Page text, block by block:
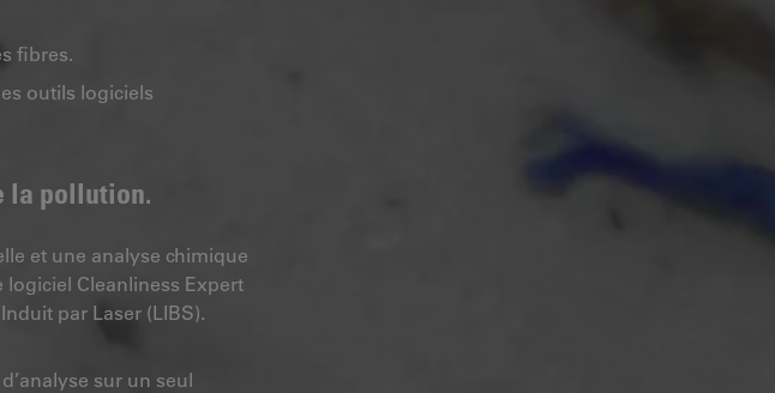
fibres.
outils logiciels
la pollution.
et une analyse chimique
logiciel Cleanliness Expert
par Laser (LIBS).
sur un seul